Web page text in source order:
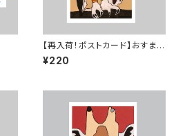
【再入荷！ポストカード】おすまし
フクロウ
¥220